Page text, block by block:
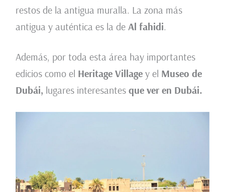
restos de la antigua muralla. La zona más
antigua y auténtica es la de Al fahidi.
Además, por toda esta área hay importantes
edicios como el Heritage Villagey el Museo de
Dubái, lugares interesantes que ver en Dubái.